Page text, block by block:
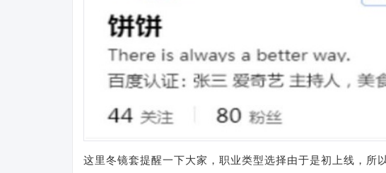
这里冬镜套提醒一下大家，职业类型选择由于是初上线，所